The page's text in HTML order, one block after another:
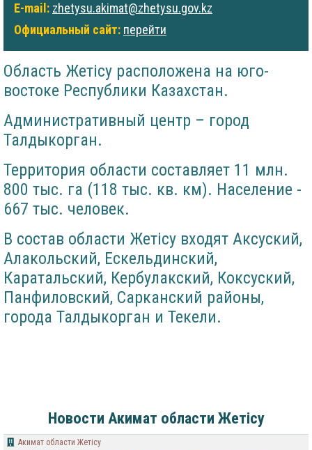
E-mail: zhetysu.akimat@zhetysu.gov.kz
Официальный сайт: перейти
Область Жетісу расположена на юго-
востоке Республики Казахстан.
Административный центр – город
Талдыкорган.
Территория области составляет 11 млн.
800 тыс. га (118 тыс. кв. км). Население -
667 тыс. человек.
В состав области Жетісу входят Аксуский,
Алакольский, Ескельдинский,
Каратальский, Кербулакский, Коксуский,
Панфиловский, Сарканский районы,
города Талдыкорган и Текели.
Новости Акимат области Жетісу
Акимат области Жетісу